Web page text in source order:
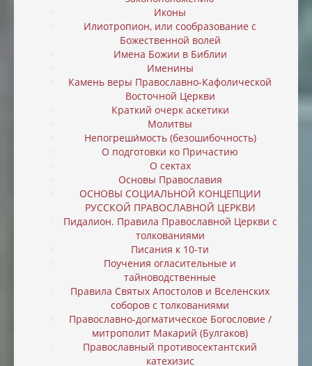
Иконы
Илиотропион, или cообразование с
Божественной волей
Имена Божии в Библии
Именины
Камень веры Православно-Кафолической
Восточной Церкви
Краткий очерк аскетики
Молитвы
Непогреши́мость (безошибочность)
О подготовки ко Причастию
О сектах
Основы Православия
ОСНОВЫ СОЦИАЛЬНОЙ КОНЦЕПЦИИ
РУССКОЙ ПРАВОСЛАВНОЙ ЦЕРКВИ
Пидалион. Правила Православной Церкви с
толкованиями
Писания к 10-ти
Поучения огласительные и
тайноводственные
Правила Святых Апостолов и Вселенских
соборов с толкованиями
Православно-догматическое Богословие /
митрополит Макарий (Булгаков)
Православный противосектантский
катехизис